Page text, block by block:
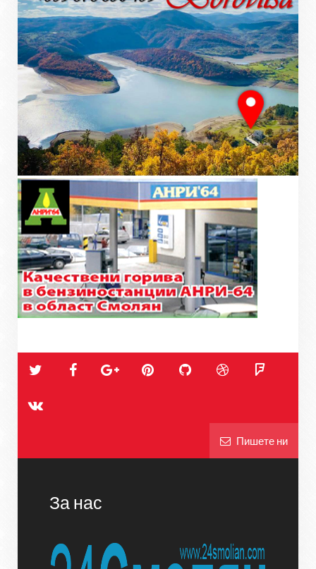
Пишете ни
За нас